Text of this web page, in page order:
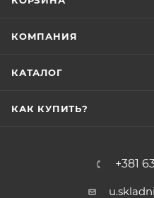
КОМПАНИЯ
КАТАЛОГ
КАК КУПИТЬ?
+381